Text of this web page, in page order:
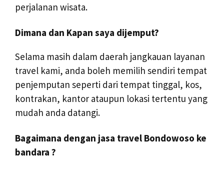
perjalanan wisata.
Dimana dan Kapan saya dijemput?
Selama masih dalam daerah jangkauan layanan
travel kami, anda boleh memilih sendiri tempat
penjemputan seperti dari tempat tinggal, kos,
kontrakan, kantor ataupun lokasi tertentu yang
mudah anda datangi.
Bagaimana dengan jasa travel Bondowoso ke
bandara ?